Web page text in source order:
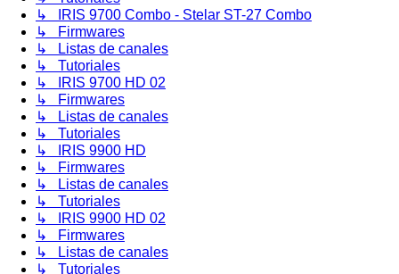
↳ IRIS 9700 Combo - Stelar ST-27 Combo
↳ Firmwares
↳ Listas de canales
↳ Tutoriales
↳ IRIS 9700 HD 02
↳ Firmwares
↳ Listas de canales
↳ Tutoriales
↳ IRIS 9900 HD
↳ Firmwares
↳ Listas de canales
↳ Tutoriales
↳ IRIS 9900 HD 02
↳ Firmwares
↳ Listas de canales
↳ Tutoriales